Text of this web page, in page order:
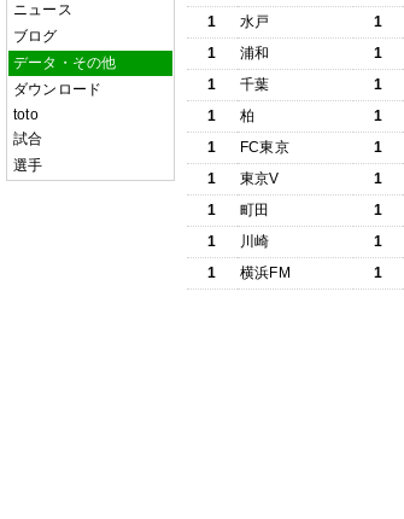
ニュース
ブログ
データ・その他
ダウンロード
toto
試合
選手
1
水戸 1
1
浦和 1
1
千葉 1
1
柏 1
1
FC東京 1
1
東京V 1
1
町田 1
1
川崎 1
1
横浜FM 1